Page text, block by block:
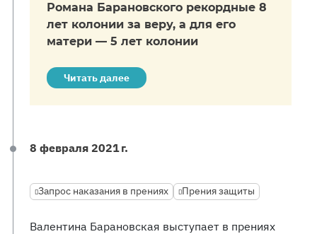
Романа Барановского рекордные 8
лет колонии за веру, а для его
матери — 5 лет колонии
Читать далее
8 февраля 2021 г.
Запрос наказания в прениях Прения защиты
Валентина Барановская выступает в прениях